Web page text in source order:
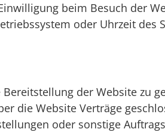
beim Besuch der
oder Uhrzeit des
der Website zu
die Website Verträge
oder sonstige